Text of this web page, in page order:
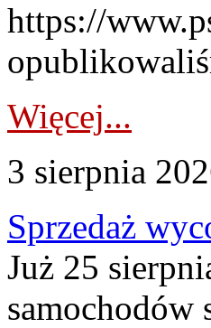
https://
Więcej...
3 sierpnia
Sprzedaż
Już 25
samochodów